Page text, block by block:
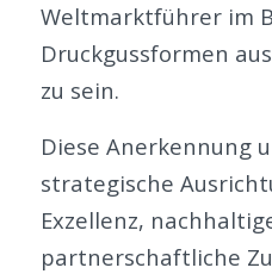
Weltmarktführer im
Druckgussformen
zu sein.
Diese Anerkennung
strategische
Exzellenz,
partnerschaftliche